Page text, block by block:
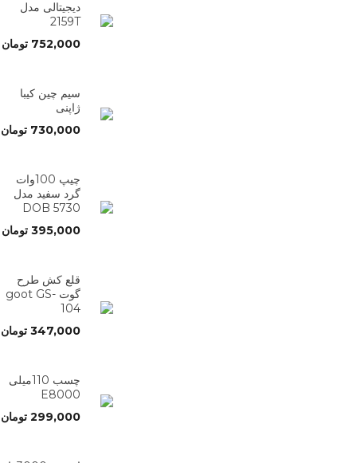
دیجیتالی مدل
2159T
752,000 تومان
سیم چین کیبا
ژاپنی
730,000 تومان
چیپ 100وات
گرد سفید مدل
5730 DOB
395,000 تومان
قلع کش طرح
گوت goot GS-
104
347,000 تومان
چسب 110میلی
E8000
299,000 تومان